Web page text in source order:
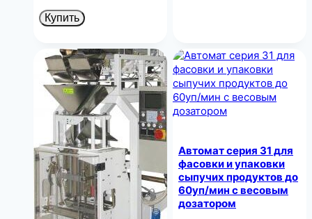
Купить
Автомат серия 31 для
фасовки и упаковки
сыпучих продуктов до
60уп/мин с весовым
дозатором